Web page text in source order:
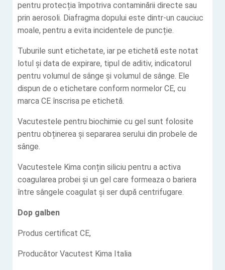
pentru protecția împotriva contaminării directe sau
prin aerosoli. Diafragma dopului este dintr-un cauciuc
moale, pentru a evita incidentele de puncție.
Tuburile sunt etichetate, iar pe etichetă este notat
lotul și data de expirare, tipul de aditiv, indicatorul
pentru volumul de sânge și volumul de sânge. Ele
dispun de o etichetare conform normelor CE, cu
marca CE înscrisa pe etichetă.
Vacutestele pentru biochimie cu gel sunt folosite
pentru obținerea și separarea serului din probele de
sânge.
Vacutestele Kima conțin siliciu pentru a activa
coagularea probei și un gel care formeaza o bariera
între sângele coagulat și ser după centrifugare.
Dop galben
Produs certificat CE,
Producător Vacutest Kima Italia